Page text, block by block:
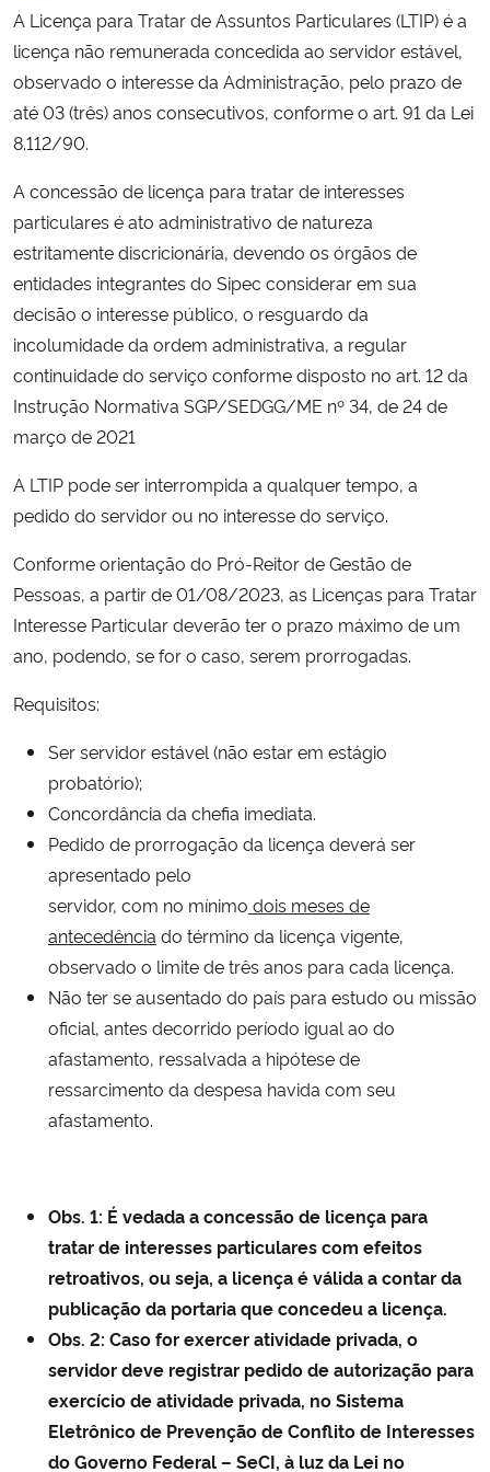
Ministério da Cidadania
Ministério da Saúde
Ministério de Minas e Energia
Ministério da Ciência, Tecnologia, Inovações e Comunicações
Ministério do Meio Ambiente
Ministério do Turismo
Ministério do Desenvolvimento Regional
Ministério da Mulher, da Família e dos Direitos Humanos
Secretaria de Governo
Gabinete de Segurança Institucional
Advocacia-Geral da União
Banco Central do Brasil
A Licença para Tratar de Assuntos Particulares (LTIP) é a
licença não remunerada concedida ao servidor estável,
observado o interesse da Administração, pelo prazo de
até 03 (três) anos consecutivos, conforme o art. 91 da Lei
8.112/90.
A concessão de licença para tratar de interesses
particulares é ato administrativo de natureza
estritamente discricionária, devendo os órgãos de
entidades integrantes do Sipec considerar em sua
decisão o interesse público, o resguardo da
incolumidade da ordem administrativa, a regular
continuidade do serviço conforme disposto no art. 12 da
Instrução Normativa SGP/SEDGG/ME nº 34, de 24 de
março de 2021
A LTIP pode ser interrompida a qualquer tempo, a
pedido do servidor ou no interesse do serviço.
Conforme orientação do Pró-Reitor de Gestão de
Pessoas, a partir de 01/08/2023, as Licenças para Tratar
Interesse Particular deverão ter o prazo máximo de um
ano, podendo, se for o caso, serem prorrogadas.
Requisitos:
Ser servidor estável (não estar em estágio
probatório);
Concordância da chefia imediata.
Pedido de prorrogação da licença deverá ser
apresentado pelo
servidor, com no mínimo dois meses de
antecedência do término da licença vigente,
observado o limite de três anos para cada licença.
Não ter se ausentado do país para estudo ou missão
oficial, antes decorrido período igual ao do
afastamento, ressalvada a hipótese de
ressarcimento da despesa havida com seu
afastamento.
Obs. 1: É vedada a concessão de licença para
tratar de interesses particulares com efeitos
retroativos, ou seja, a licença é válida a contar da
publicação da portaria que concedeu a licença.
Obs. 2: Caso for exercer atividade privada, o
servidor deve registrar pedido de autorização para
exercício de atividade privada, no Sistema
Eletrônico de Prevenção de Conflito de Interesses
do Governo Federal – SeCI, à luz da Lei no